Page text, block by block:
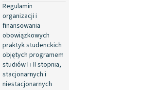
Regulamin
organizacji i
finansowania
obowiązkowych
praktyk studenckich
objętych programem
studiów I i II stopnia,
stacjonarnych i
niestacjonarnych